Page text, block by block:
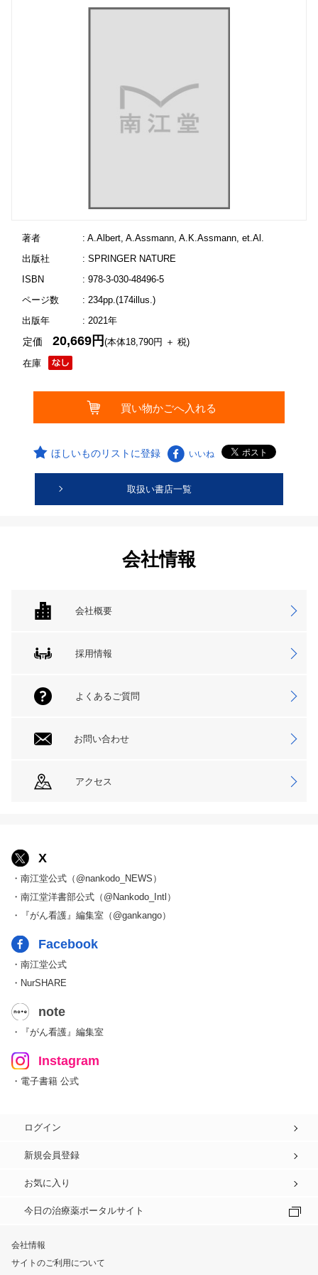
著者
: A.Albert, A.Assmann, A.K.Assmann, et.Al.
出版社
: SPRINGER NATURE
ISBN
: 978-3-030-48496-5
ページ数
: 234pp.(174illus.)
出版年
: 2021年
在庫
定価20,669円(本体18,790円 ＋ 税)
ほしいものリストに登録 いいね
取扱い書店一覧
会社情報
会社概要
採用情報
よくあるご質問
お問い合わせ
アクセス
X
・南江堂公式（@nankodo_NEWS）
・南江堂洋書部公式（@Nankodo_Intl）
・『がん看護』編集室（@gankango）
Facebook
・南江堂公式
・NurSHARE
note
・『がん看護』編集室
Instagram
・電子書籍 公式
ログイン
新規会員登録
お気に入り
今日の治療薬ポータルサイト
会社情報
サイトのご利用について